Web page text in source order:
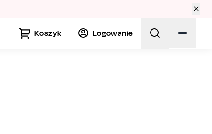
Koszyk Logowanie